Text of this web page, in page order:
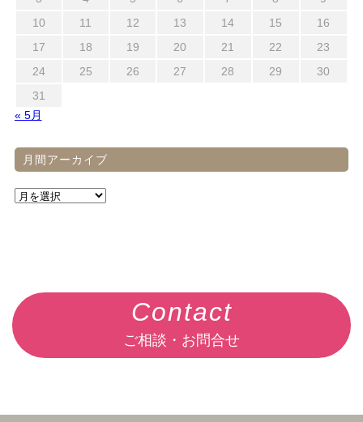
10
11 12 13 14 15
16
17
18 19 20 21 22
23
24
25 26 27 28 29
30
31
« 5月
月間アーカイブ
Contact
ご相談・お問合せ